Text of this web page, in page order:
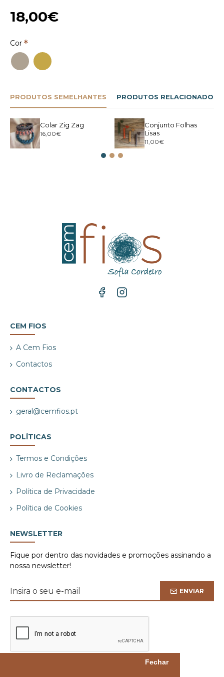
Fechar
18,00€
Cor
PRODUTOS SEMELHANTES PRODUTOS RELACIONADOS
Colar Zig Zag
16,00€
Conjunto Folhas
Lisas
11,00€
CEM FIOS
A Cem Fios
Contactos
CONTACTOS
geral@cemfios.pt
POLÍTICAS
Termos e Condições
Livro de Reclamações
Política de Privacidade
Política de Cookies
NEWSLETTER
Fique por dentro das novidades e promoções assinando a
nossa newsletter!
ENVIAR